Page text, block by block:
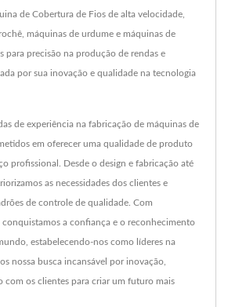
de Cobertura de Fios de alta velocidade,
máquinas de urdume e máquinas de
para precisão na produção de rendas e
por sua inovação e qualidade na tecnologia
de experiência na fabricação de máquinas de
em oferecer uma qualidade de produto
profissional. Desde o design e fabricação até
as necessidades dos clientes e
de controle de qualidade. Com
conquistamos a confiança e o reconhecimento
estabelecendo-nos como líderes na
nossa busca incansável por inovação,
com os clientes para criar um futuro mais